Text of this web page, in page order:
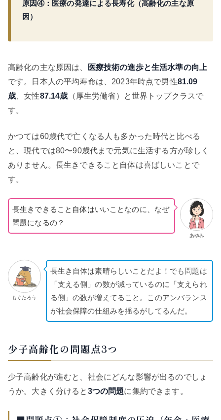
原因④：医療の発達による長寿化（高齢化の主な原
因）
高齢化の主な原因は、
医療技術の進歩と生活水準の向上
です。日本人の平均寿命は、2023年時点で男性81.09
歳 、女性87.14歳 （厚生労働省）と世界トップクラスで
す。
かつては60歳代で亡くなる人も多かった時代と比べる
と、現代では80〜90歳代まで元気に生活する方が珍しく
ありません。長生きできること自体は喜ばしいことで
す。
あゆみ
長生きできること自体はいいことなのに、なぜ
問題になるの？
もぐたろう
長生き自体は素晴らしいことだよ！でも問題は
「支える側」の数が減っているのに「支えられ
る側」の数が増えてること。このアンバランス
が社会保障の仕組みを揺るがしてるんだ。
少子高齢化の問題点3つ
少子高齢化が進むと、社会にどんな影響が出るのでしょ
うか。大きく分けると 3つの問題に集約できます。